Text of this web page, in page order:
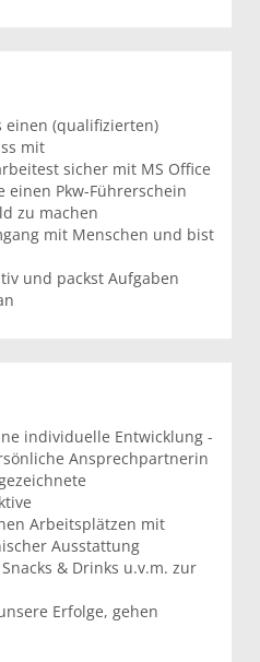
(qualifizierten)
mit
sicher mit MS Office
einen Pkw-Führerschein
zu machen
mit Menschen und bist
und packst Aufgaben
individuelle Entwicklung -
Ansprechpartnerin
Arbeitsplätzen mit
Ausstattung
& Drinks u.v.m. zur
Erfolge, gehen